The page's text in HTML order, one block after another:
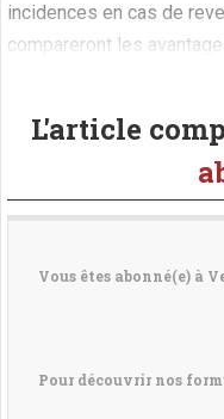
incidences en cas de
compareront les
L'article
Vous êtes abonné(e) à
Pour découvrir nos